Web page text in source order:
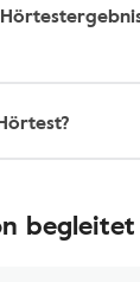
begleitet